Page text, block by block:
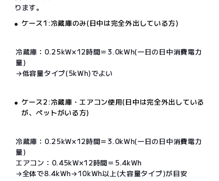
ります。
ケース1:冷蔵庫のみ(日中は完全外出している方)
冷蔵庫：0.25kW×12時間＝3.0kWh(一日の日中消費電力
量)
→低容量タイプ(5kWh)でよい
ケース2:冷蔵庫・エアコン使用(日中は完全外出している
が、ペットがいる方)
冷蔵庫：0.25kW×12時間＝3.0kWh(一日の日中消費電力
量)
エアコン：0.45kW×12時間＝5.4kWh
→全体で8.4kWh→10kWh以上(大容量タイプ)が目安